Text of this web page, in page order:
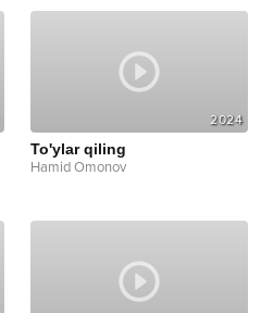
2024
To'ylar qiling
Hamid Omonov